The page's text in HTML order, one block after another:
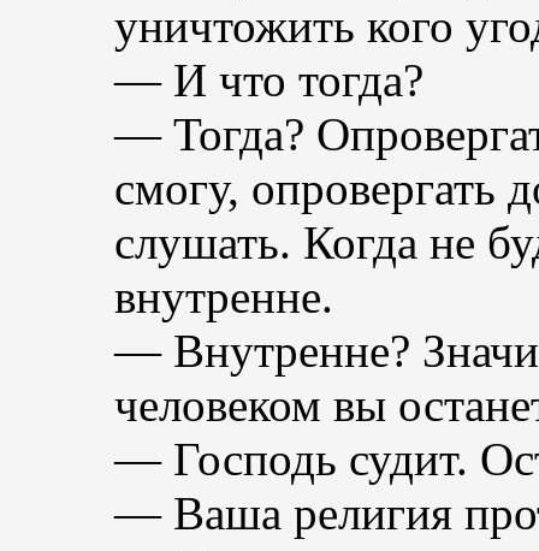
уничтожить кого
— И что тогда?
— Тогда?
смогу, опровергать
слушать. Когда не
внутренне.
— Внутренне?
человеком вы
— Господь судит.
— Ваша религия